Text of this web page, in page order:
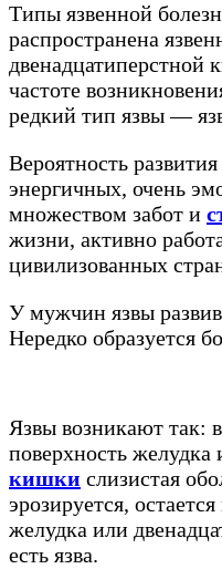
Типы язвенной
распространена
частоте
редкий тип язвы —
Вероятность
энергичных, очень
множеством забот и
жизни, активно
цивилизованных
У мужчин язвы
Нередко образуется
Язвы возникают
поверхность желудка
кишки слизистая
эрозируется,
желудка или
есть язва.